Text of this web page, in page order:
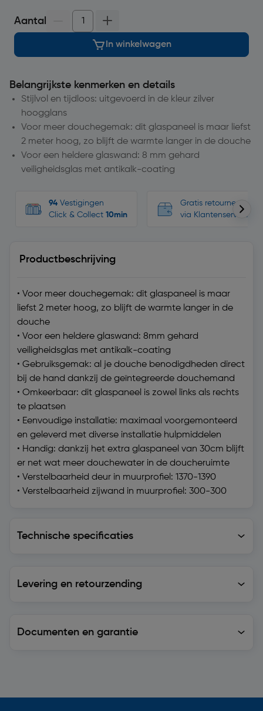
Aantal
In winkelwagen
Belangrijkste kenmerken en details
Stijlvol en tijdloos: uitgevoerd in de kleur zilver
hoogglans
Voor meer douchegemak: dit glaspaneel is maar liefst
2 meter hoog, zo blijft de warmte langer in de douche
Voor een heldere glaswand: 8 mm gehard
veiligheidsglas met antikalk-coating
94 Vestigingen
Click & Collect 10min
Gratis retourneren,
via Klantenservice
Productbeschrijving
• Voor meer douchegemak: dit glaspaneel is maar
liefst 2 meter hoog, zo blijft de warmte langer in de
douche
• Voor een heldere glaswand: 8mm gehard
veiligheidsglas met antikalk-coating
• Gebruiksgemak: al je douche benodigdheden direct
bij de hand dankzij de geïntegreerde douchemand
• Omkeerbaar: dit glaspaneel is zowel links als rechts
te plaatsen
• Eenvoudige installatie: maximaal voorgemonteerd
en geleverd met diverse installatie hulpmiddelen
• Handig: dankzij het extra glaspaneel van 30cm blijft
er net wat meer douchewater in de doucheruimte
• Verstelbaarheid deur in muurprofiel: 1370-1390
• Verstelbaarheid zijwand in muurprofiel: 300-300
Technische specificaties
Levering en retourzending
Documenten en garantie